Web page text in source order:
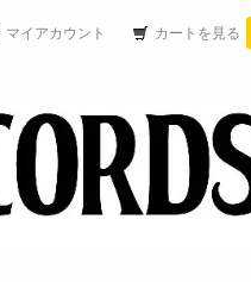
マイアカウント カートを見る